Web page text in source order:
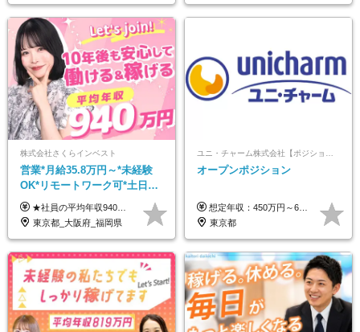
株式会社さくらインベスト
営業*月給35.8万円～*未経験
OK*リモートワーク可*土日祝
休み*年休123日以上*転職者全
員が収入UP
★社員の平均年収940万円（※2025年11月時点） ★転職者は全員収入アップを実現 ★入社半年で昇給した実績あり！ 【営業未経験】 月給35万8,000円～（固定残業代含む）＋インセンティブ ＋賞与年2回 【管理職候補】 月給40万円～100万円＋インセンティブ＋賞与年2回 ※固定残業代は、時間外労働の有無にかかわらず月25時間分（月5万8,000円～）を支給します。 ※上記を超える時間外労働分は、別途追加で支給します。 ＼月給額が高い理由について／ 当社が扱うのは、1件あたり100万円以上となる高単価な金融商品です。 そのため月給ベースも高く設定して社員に還元しています。 ＜試用期間中の給与＞※営業未経験の方 試用期間2カ月あり。 月給25万円＋営業手当5万円（資格取得後より日割り支給） ※残業代は別途全額支給します。 ※その他の待遇に差異はありません。 ★時短勤務も可能です ・7時間勤務：月給26万2,500円～＋インセンティブ＋賞与（年2回） ・6時間勤務：月給24万円～＋インセンティブ＋賞与（年2回） （時短勤務例）9:00-16:00、10:00-17:00など
東京都_大阪府_福岡県
オープンポジション
想定年収：450万円～650万円 ※経験・能力を考慮の上、規定により優遇いたします ※試用期間6ヵ月（その間の給与・待遇に変動はありません）
東京都